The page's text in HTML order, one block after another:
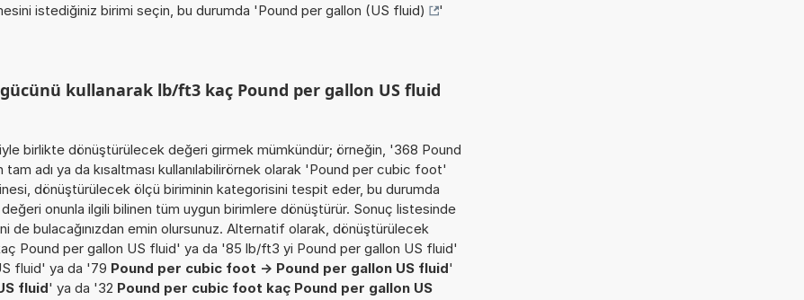
istediğiniz birimi seçin, bu durumda 'Pound per gallon (US fluid)
'
gücünü kullanarak lb/ft3 kaç Pound per gallon US fluid
birlikte dönüştürülecek değeri girmek mümkündür; örneğin, '368 Pound
adı ya da kısaltması kullanılabilirörnek olarak 'Pound per cubic foot'
dönüştürülecek ölçü biriminin kategorisini tespit eder, bu durumda
onunla ilgili bilinen tüm uygun birimlere dönüştürür. Sonuç listesinde
de bulacağınızdan emin olursunuz. Alternatif olarak, dönüştürülecek
Pound per gallon US fluid' ya da '85 lb/ft3 yi Pound per gallon US fluid'
fluid' ya da '79 Pound per cubic foot -> Pound per gallon US fluid'
fluid' ya da '32 Pound per cubic foot kaç Pound per gallon US